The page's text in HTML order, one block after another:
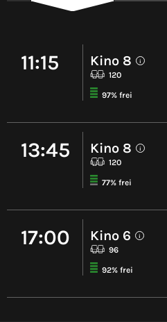
11:15 Kino 8 i
120
97% frei
13:45 Kino 8 i
120
77% frei
17:00 Kino 6 i
96
92% frei